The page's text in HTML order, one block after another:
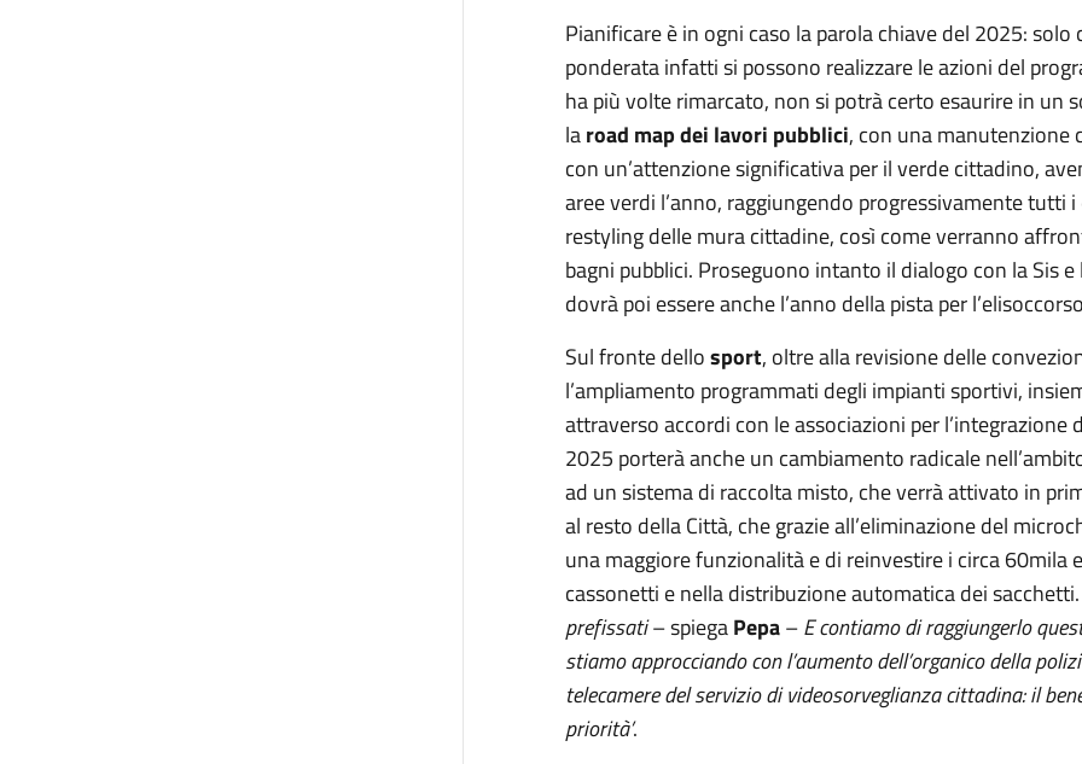
Pianificare è in ogni caso la parola chiave del 2025:
ponderata infatti si possono realizzare le azioni del
ha più volte rimarcato, non si potrà certo esaurire in un
laroad map dei lavori pubblici, con una manutenzione
con un’attenzione significativa per il verde cittadino,
aree verdi l’anno, raggiungendo progressivamente
restyling delle mura cittadine, così come verranno
bagni pubblici. Proseguono intanto il dialogo con la Sis
dovrà poi essere anche l’anno della pista per
Sul fronte dellosport, oltre alla revisione delle
l’ampliamento programmati degli impianti sportivi,
attraverso accordi con le associazioni per
2025 porterà anche un cambiamento radicale
ad un sistema di raccolta misto, che verrà attivato in
al resto della Città, che grazie all’eliminazione del
una maggiore funzionalità e di reinvestire i circa
cassonetti e nella distribuzione automatica dei
prefissati– spiegaPepa–E contiamo di raggiungerlo
stiamo approcciando con l’aumento dell’organico della
telecamere del servizio di videosorveglianza cittadina: il
priorità’.